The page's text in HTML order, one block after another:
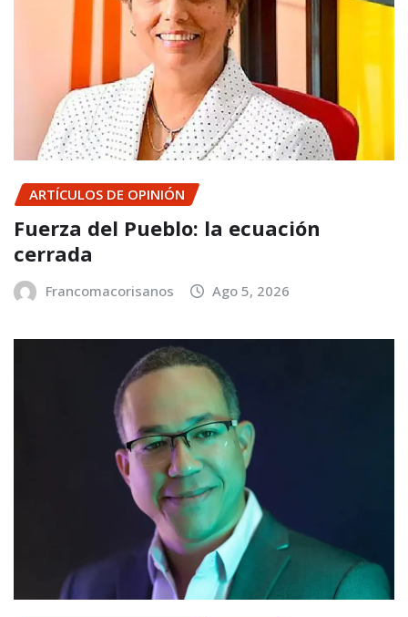
ARTÍCULOS DE OPINIÓN
Fuerza del Pueblo: la ecuación
cerrada
Francomacorisanos Ago 5, 2026